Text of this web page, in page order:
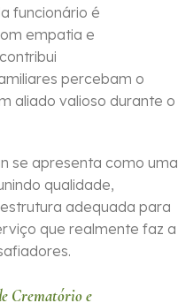
funcionário é
empatia e
percebam o
aliado valioso durante o
se apresenta como uma
qualidade,
adequada para
que realmente faz a
Crematório e